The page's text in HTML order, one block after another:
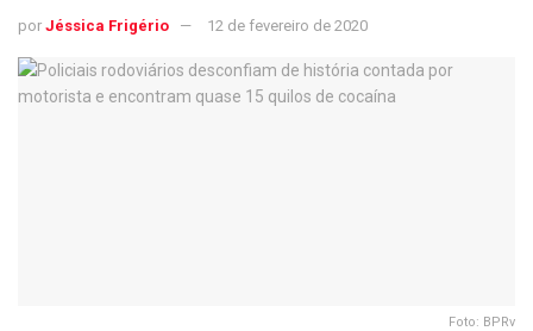
por Jéssica Frigério 12 de fevereiro de 2020
Foto: BPRv